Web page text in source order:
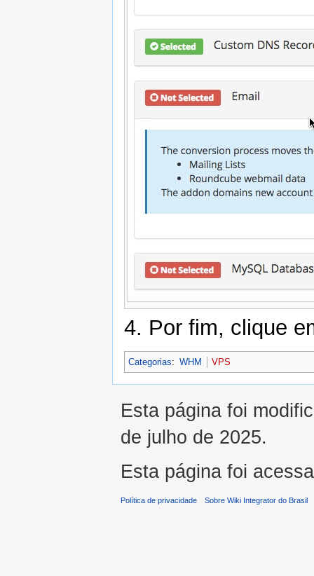
4. Por fim, clique
Categorias: WHM VPS
Esta página foi
de julho de 2025.
Esta página foi
Política de privacidade Sobre Wiki Integrator do Brasil